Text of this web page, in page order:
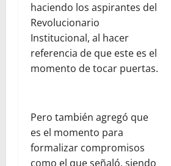
haciendo los aspirantes del
Revolucionario
Institucional, al hacer
referencia de que este es el
momento de tocar puertas.
Pero también agregó que
es el momento para
formalizar compromisos
como el que señaló, siendo